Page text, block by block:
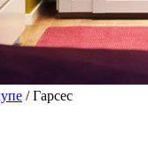
/ Гарсес